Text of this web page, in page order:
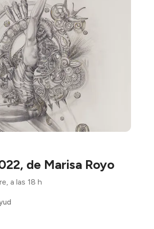
de Marisa Royo
a las 18 h